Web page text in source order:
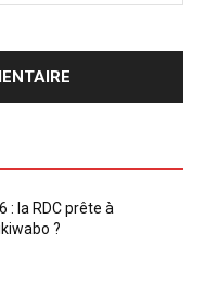
: la RDC prête à
?